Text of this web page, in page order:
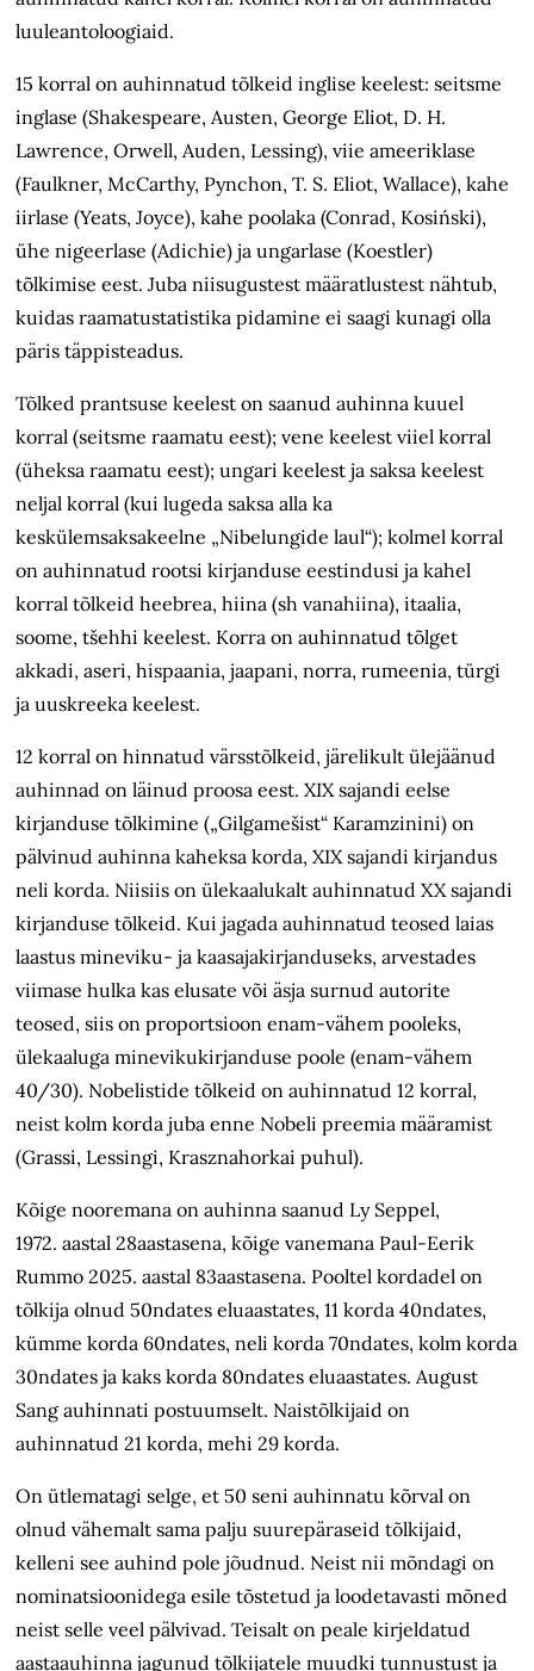
luuleantoloogiaid.
15 korral on auhinnatud tõlkeid inglise keelest: seitsme
inglase (Shakespeare, Austen, George Eliot, D. H.
Lawrence, Orwell, Auden, Lessing), viie ameeriklase
(Faulkner, McCarthy, Pyn­chon, T. S. Eliot, Wallace), kahe
iirlase (Yeats, Joyce), kahe poolaka (Conrad, Kosiński),
ühe nigeerlase (Adichie) ja ungarlase (Koestler)
tõlkimise eest. Juba niisugustest määratlustest nähtub,
kuidas raamatustatistika pidamine ei saagi kunagi olla
päris täppisteadus.
Tõlked prantsuse keelest on saanud auhinna kuuel
korral (seitsme raamatu eest); vene keelest viiel korral
(üheksa raamatu eest); ungari keelest ja saksa keelest
neljal korral (kui lugeda saksa alla ka
keskülemsaksakeelne „Nibelungide laul“); kolmel korral
on auhinnatud rootsi kirjanduse eestindusi ja kahel
korral tõlkeid heebrea, hiina (sh vanahiina), itaalia,
soome, tšehhi keelest. Korra on auhinnatud tõlget
akkadi, aseri, hispaania, jaapani, norra, rumeenia, türgi
ja uuskreeka keelest.
12 korral on hinnatud värsstõlkeid, järelikult ülejäänud
auhinnad on läinud proosa eest. XIX sajandi eelse
kirjanduse tõlkimine („Gilgamešist“ Karamzinini) on
pälvinud auhinna kaheksa korda, XIX sajandi kirjandus
neli korda. Niisiis on ülekaalukalt auhinnatud XX sajandi
kirjanduse tõlkeid. Kui jagada auhinnatud teosed laias
laastus mineviku- ja kaasajakirjanduseks, arvestades
viimase hulka kas elusate või äsja surnud autorite
teosed, siis on proportsioon enam­-vähem pooleks,
ülekaaluga minevikukirjanduse poole (enam-vähem
40/30). Nobelistide tõlkeid on auhinnatud 12 korral,
neist kolm korda juba enne Nobeli preemia määramist
(Grassi, Lessingi, Krasznahorkai puhul).
Kõige nooremana on auhinna saanud Ly Seppel,
1972. aastal 28aastasena, kõige vanemana Paul-Eerik
Rummo 2025. aastal 83aastasena. Pooltel kordadel on
tõlkija olnud 50ndates eluaastates, 11 korda 40ndates,
kümme korda 60ndates, neli korda 70ndates, kolm korda
30ndates ja kaks korda 80ndates eluaastates. August
Sang auhinnati postuumselt. Naistõlkijaid on
auhinnatud 21 korda, mehi 29 korda.
On ütlematagi selge, et 50 seni auhinnatu kõrval on
olnud vähemalt sama palju suurepäraseid tõlkijaid,
kelleni see auhind pole jõudnud. Neist nii mõndagi on
nominatsioonidega esile tõstetud ja loodetavasti mõned
neist selle veel pälvivad. Teisalt on peale kirjeldatud
aastaauhinna jagunud tõlkijatele muudki tunnustust ja